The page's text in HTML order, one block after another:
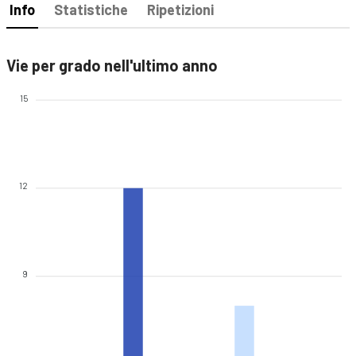
Info Statistiche Ripetizioni
Vie per grado nell'ultimo anno
15
12
9